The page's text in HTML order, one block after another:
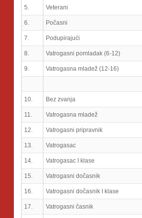
5. Veterani
6. Počasni
7. Podupirajući
8. Vatrogasni pomladak (6-12)
9. Vatrogasna mladež (12-16)
10. Bez zvanja
11. Vatrogasna mladež
12. Vatrogasni pripravnik
13. Vatrogasac
14. Vatrogasac I klase
15. Vatrogasni dočasnik
16. Vatrogasni dočasnik I klase
17. Vatrogasni časnik